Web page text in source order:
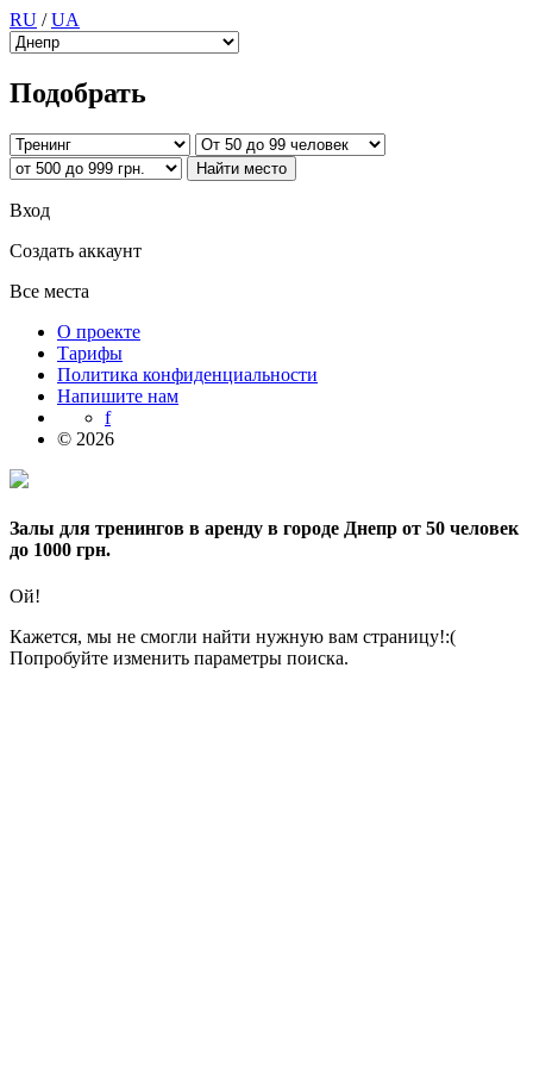
RU /UA
Подобрать
Вход
Создать аккаунт
Все места
О проекте
Тарифы
Политика конфиденциальности
Напишите нам
f
© 2026
Залы для тренингов в аренду в городе Днепр от 50 человек
до 1000 грн.
Ой!
Кажется, мы не смогли найти нужную вам страницу!:(
Попробуйте изменить параметры поиска.